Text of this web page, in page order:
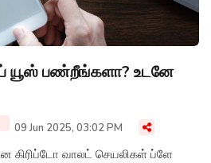
பண்றீங்களா? உடனே
09 Jun 2025, 03:02 PM
கிரிப்டோ வாலட் செயலிகள் ப்ளே